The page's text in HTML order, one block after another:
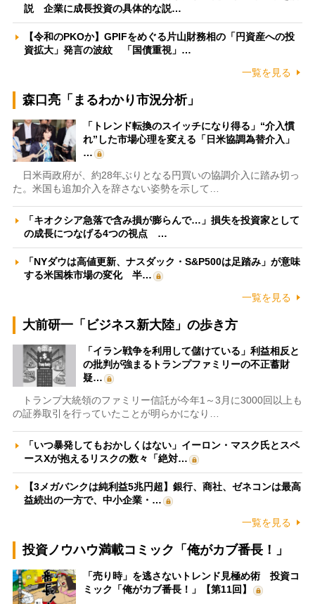
説 企業に成長投資の具体的な説…
【令和のPKOか】GPIFをめぐる片山財務相の「円資産への投
資拡大」発言の波紋 「国債重視」…
一覧を見る
森口亮「まるわかり市況分析」
「トレンド転換のスイッチになり得る」“介入慣
れ”した市場心理を変える「日米協調為替介入」
…
日米両政府が、約28年ぶりとなる円買いの協調介入に踏み切っ
た。米国も追加介入を辞さない姿勢を示して…
「キオクシア急落で含み損が膨らんで…」損失を投資家として
の成長につなげる4つの視点 …
「NYダウは高値更新、ナスダック・S&P500は足踏み」が意味
する米国株市場の変化 半…
一覧を見る
大前研一「ビジネス新大陸」の歩き方
「イラン戦争を利用して儲けている」利益相反と
の批判が強まるトランプファミリーの不正蓄財
疑…
トランプ大統領のファミリー信託が今年1～3月に3000回以上も
の証券取引を行っていたことが明らかになり…
「いつ暴発してもおかしくはない」イーロン・マスク氏とスペ
ースXが抱えるリスクの数々「絶対…
【3メガバンクは純利益5兆円超】銀行、商社、ゼネコンは最高
益続出の一方で、中小企業・…
一覧を見る
投資ノウハウ満載コミック「俺がカブ番長！」
「売り時」を逃さないトレンド見極め術 投資コ
ミック「俺がカブ番長！」【第11回】